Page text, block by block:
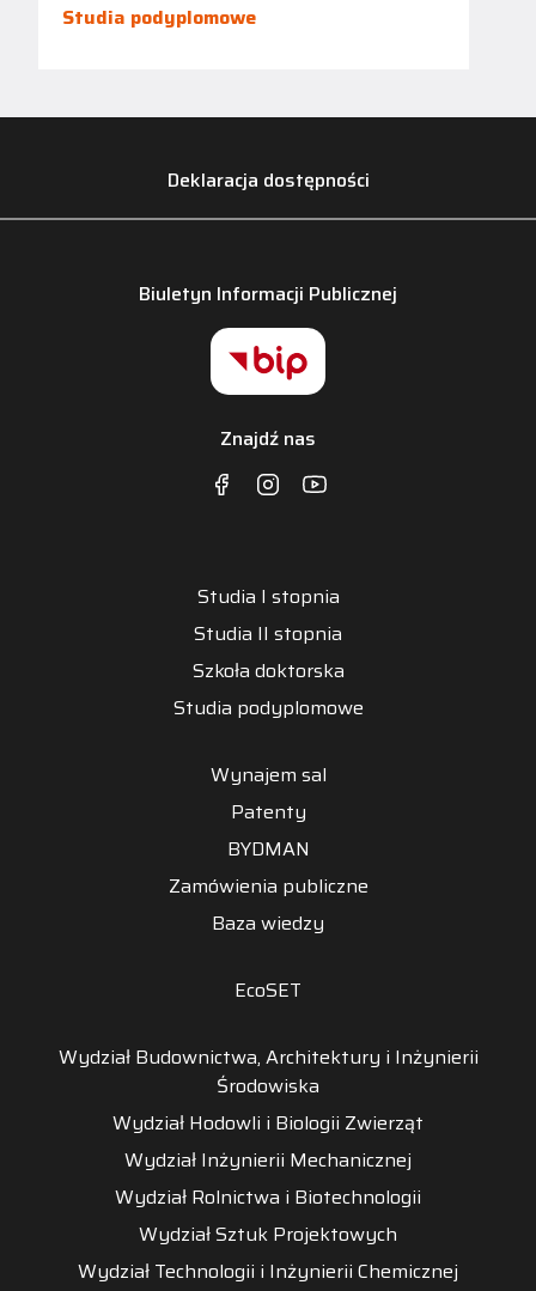
Studia podyplomowe
Deklaracja dostępności
Biuletyn Informacji Publicznej
Znajdź nas
Studia I stopnia
Studia II stopnia
Szkoła doktorska
Studia podyplomowe
Wynajem sal
Patenty
BYDMAN
Zamówienia publiczne
Baza wiedzy
EcoSET
Wydział Budownictwa, Architektury i Inżynierii
Środowiska
Wydział Hodowli i Biologii Zwierząt
Wydział Inżynierii Mechanicznej
Wydział Rolnictwa i Biotechnologii
Wydział Sztuk Projektowych
Wydział Technologii i Inżynierii Chemicznej